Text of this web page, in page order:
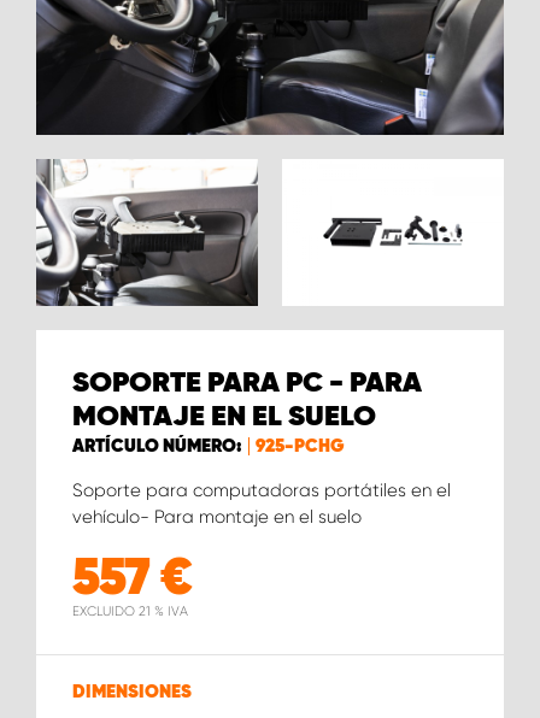
SOPORTE PARA PC - PARA
MONTAJE EN EL SUELO
ARTÍCULO NÚMERO: 925-PCHG
Soporte para computadoras portátiles en el
vehículo- Para montaje en el suelo
557€
EXCLUIDO 21 % IVA
DIMENSIONES